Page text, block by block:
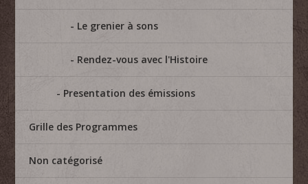
Le grenier à sons
Rendez-vous avec l'Histoire
Presentation des émissions
Grille des Programmes
Non catégorisé